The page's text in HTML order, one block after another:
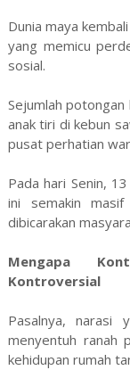
Dunia maya
yang memicu
sosial.
Sejumlah
anak tiri di kebun
pusat perhatian
Pada hari Senin,
ini semakin
dibicarakan
Mengapa
Kontroversial
Pasalnya, narasi
menyentuh ranah
kehidupan rumah